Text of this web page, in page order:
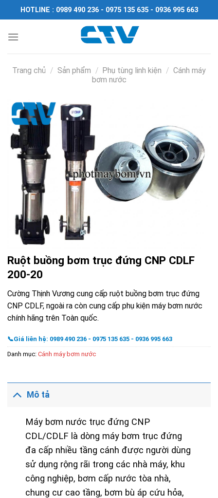
Chuyển
đến
dung
HOTLINE : 0989 490 236 - 0975 135 635 - 0936 995 663
Trang chủ / Sản phẩm / Phụ tùng linh kiện / Cánh máy
bơm nước
Ruột buồng bơm trục đứng CNP CDLF
200-20
Cường Thịnh Vương cung cấp ruột buồng bơm trục đứng
CNP CDLF, ngoài ra còn cung cấp phụ kiện máy bơm nước
chính hãng trên Toàn quốc.
📞Giá liên hệ: 0989 490 236 - 0975 135 635 - 0936 995 663
Danh mục: Cánh máy bơm nước
Mô tả
Máy bơm nước trục đứng CNP
CDL/CDLF là dòng máy bơm trục đứng
đa cấp nhiều tầng cánh được người dùng
sử dụng rộng rãi trong các nhà máy, khu
công nghiệp, bơm cấp nước tòa nhà,
chung cư cao tầng, bơm bù áp cứu hỏa,